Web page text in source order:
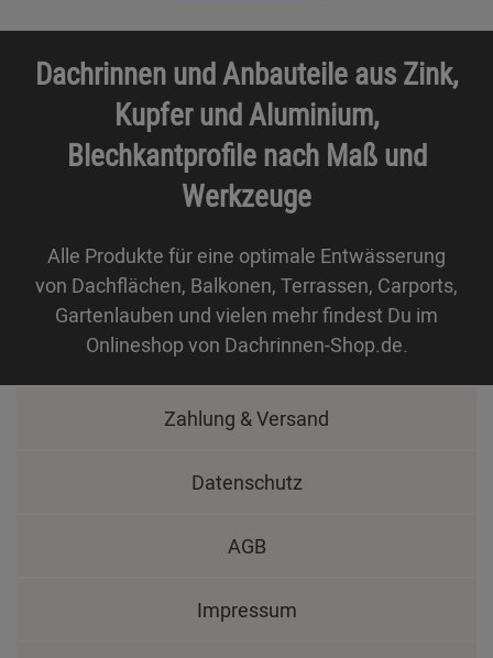
Dachrinnen und Anbauteile aus Zink,
Kupfer und Aluminium,
Blechkantprofile nach Maß und
Werkzeuge
Alle Produkte für eine optimale Entwässerung
von Dachflächen, Balkonen, Terrassen, Carports,
Gartenlauben und vielen mehr findest Du im
Onlineshop von Dachrinnen-Shop.de.
Zahlung & Versand
Datenschutz
AGB
Impressum